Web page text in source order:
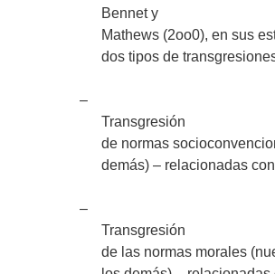
Bennet y
Mathews (2oo0), en sus
dos tipos de
–
Transgresión
de normas
demás) – relacionadas
–
Transgresión
de las normas morales